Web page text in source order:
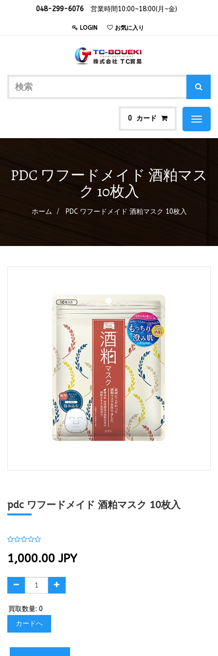
048-299-6076 営業時間10:00~18:00(月~金)
LOGIN お気に入り
0 カード
Toggle
PDC ワフードメイド 酒粕マス
ク 10枚入
ホーム PDC ワフードメイド 酒粕マスク 10枚入
pdc ワフードメイド 酒粕マスク 10枚入
1,000.00 JPY
買取数量: 0
カードへ